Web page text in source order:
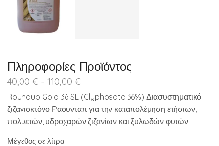
Πληροφορίες Προϊόντος
40,00 € – 110,00 €Price
range:
40,00 €
through
110,00 €
Roundup Gold 36 SL (Glyphosate 36%) Διασυστηματικό
ζιζανιοκτόνο Ραουνταπ για την καταπολέμηση ετήσιων,
πολυετών, υδροχαρών ζιζανίων και ξυλωδών φυτών
Μέγεθος σε λίτρα